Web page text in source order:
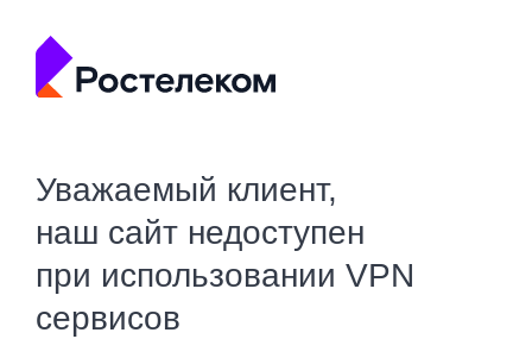
Уважаемый клиент,
наш сайт недоступен
при использовании VPN
сервисов